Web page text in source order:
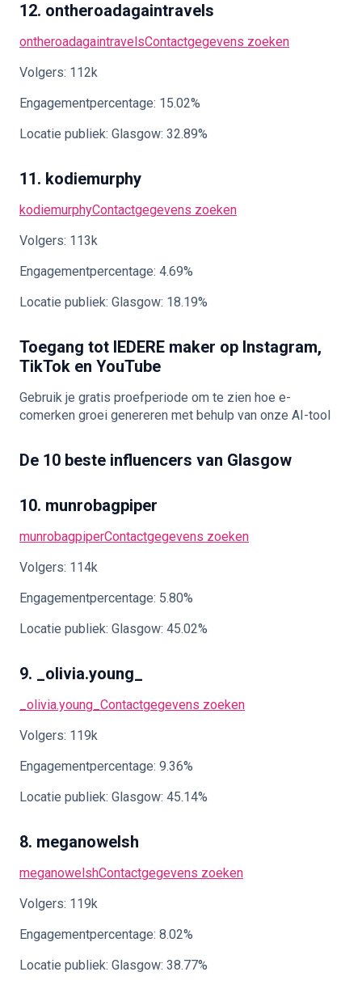
12. ontheroadagaintravels
ontheroadagaintravelsContactgegevens zoeken
Volgers: 112k
Engagementpercentage: 15.02%
Locatie publiek: Glasgow: 32.89%
11. kodiemurphy
kodiemurphyContactgegevens zoeken
Volgers: 113k
Engagementpercentage: 4.69%
Locatie publiek: Glasgow: 18.19%
Toegang tot IEDERE maker op Instagram,
TikTok en YouTube
Gebruik je gratis proefperiode om te zien hoe e-
comerken groei genereren met behulp van onze AI-tool
De 10 beste influencers van Glasgow
10. munrobagpiper
munrobagpiperContactgegevens zoeken
Volgers: 114k
Engagementpercentage: 5.80%
Locatie publiek: Glasgow: 45.02%
9. _olivia.young_
_olivia.young_ Contactgegevens zoeken
Volgers: 119k
Engagementpercentage: 9.36%
Locatie publiek: Glasgow: 45.14%
8. meganowelsh
meganowelshContactgegevens zoeken
Volgers: 119k
Engagementpercentage: 8.02%
Locatie publiek: Glasgow: 38.77%